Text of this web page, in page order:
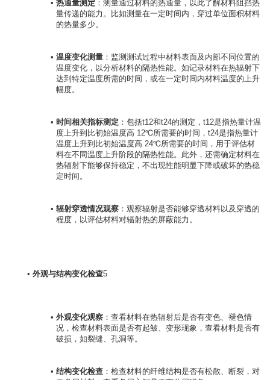
热通量测定 ：测量通过材料的热通量，以此了解材料阻挡热
量传递的能力。比如测量在一定时间内，穿过单位面积材料
的热量多少。
温度变化测量：监测测试过程中材料表面及内部不同位置的
温度变化，以分析材料的隔热性能。如记录材料在热辐射下
达到特定温度所需的时间，或在一定时间内材料温度的上升
幅度。
时间相关指标测定 ：包括t12​和t24​的测定，t12​是指热量计温
度上升到比初始温度高 12℃所需要的时间，t24​是指热量计
温度上升到比初始温度高 24℃所需要的时间，用于评估材
料在不同温度上升阶段的隔热性能。此外，还需确定材料在
热辐射下能够保持稳定，不出现性能明显下降或破坏的热稳
定时间。
辐射穿透情况观察：观察辐射是否能够穿透材料以及穿透的
程度，以评估材料对辐射热的屏蔽能力。
外观与结构变化检查5
外观变化观察：查看材料在热辐射后是否有变色、褪色情
况，检查材料表面是否有起皱、变形现象，查看材料是否有
破损，如裂缝、孔洞等。
结构变化检查：检查材料的纤维结构是否有松散、断裂，对